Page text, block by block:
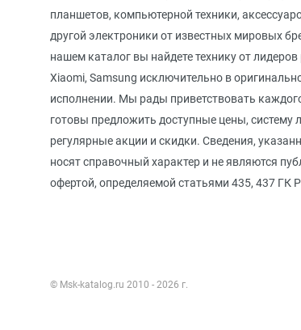
планшетов, компьютерной техники,
другой электроники от известных мировых
нашем каталог вы найдете технику от
Xiaomi, Samsung исключительно в
исполнении. Мы рады приветствовать
готовы предложить доступные цены, систему
регулярные акции и скидки. Сведения,
носят справочный характер и не являются
офертой, определяемой статьями 435, 437 ГК
© Msk-katalog.ru 2010 - 2026 г.